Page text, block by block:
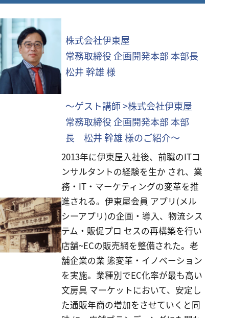
株式会社伊東屋
常務取締役 企画開発本部 本部長
松井 幹雄 様
～ゲスト講師 >株式会社伊東屋
常務取締役 企画開発本部 本部
長 松井 幹雄 様のご紹介～
2013年に伊東屋入社後、前職のITコ
ンサルタントの経験を生か され、業
務・IT・マーケティングの変革を推
進される。伊東屋会員 アプリ(メル
シーアプリ)の企画・導入、物流シス
テム・販促プロ セスの再構築を行い
店舗~ECの販売網を整備された。老
舗企業の業 態変革・イノベーション
を実施。業種別でEC化率が最も高い
文房具 マーケットにおいて、安定し
た通販年商の増加をさせていくと同